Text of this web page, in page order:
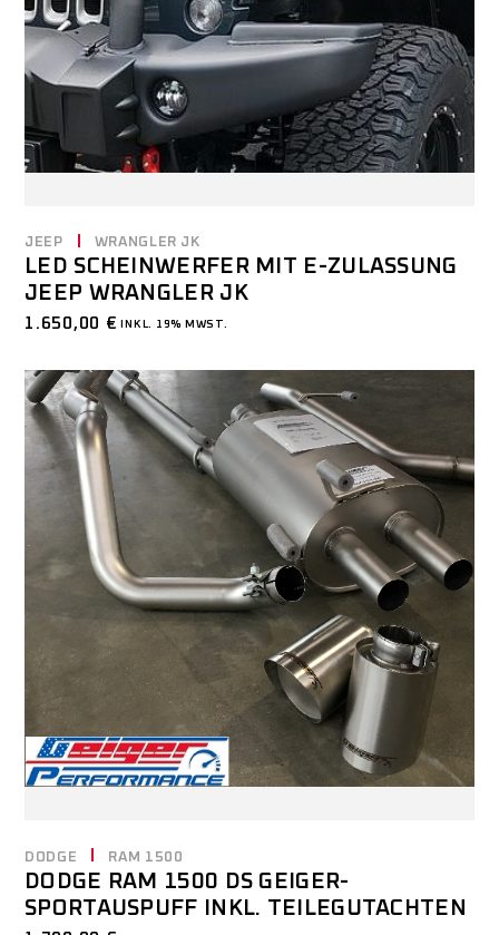
JEEP WRANGLER JK
LED SCHEINWERFER MIT E-ZULASSUNG
JEEP WRANGLER JK
1.650,00 € INKL. 19% MWST.
DODGE RAM 1500
DODGE RAM 1500 DS GEIGER-
SPORTAUSPUFF INKL. TEILEGUTACHTEN